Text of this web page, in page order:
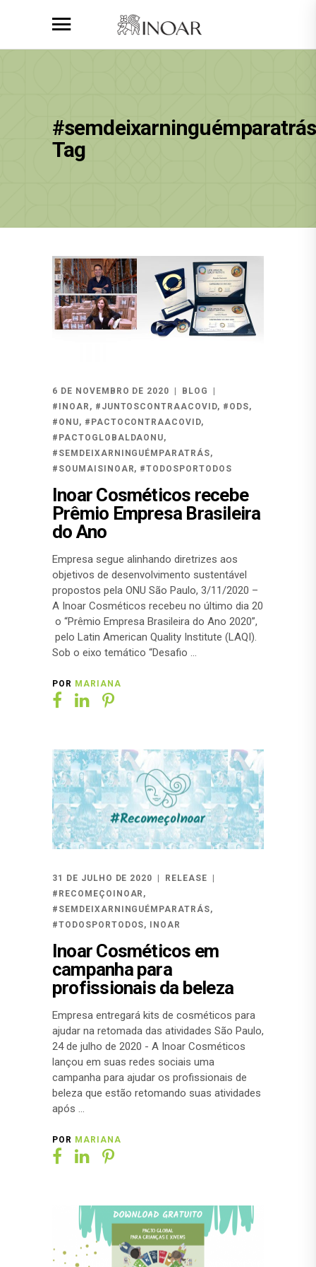
#semdeixarninguémparatrás
Tag
6 DE NOVEMBRO DE 2020
BLOG
#INOAR , #JUNTOSCONTRAACOVID, #ODS,
#ONU, #PACTOCONTRAACOVID,
#PACTOGLOBALDAONU,
#SEMDEIXARNINGUÉMPARATRÁS,
#SOUMAISINOAR, #TODOSPORTODOS
Inoar Cosméticos recebe
Prêmio Empresa Brasileira
do Ano
Empresa segue alinhando diretrizes aos
objetivos de desenvolvimento sustentável
propostos pela ONU São Paulo, 3/11/2020 –
A Inoar Cosméticos recebeu no último dia 20
o “Prêmio Empresa Brasileira do Ano 2020”,
pelo Latin American Quality Institute (LAQI).
Sob o eixo temático “Desafio
POR MARIANA
31 DE JULHO DE 2020
RELEASE
#RECOMEÇOINOAR ,
#SEMDEIXARNINGUÉMPARATRÁS,
#TODOSPORTODOS, INOAR
Inoar Cosméticos em
campanha para
profissionais da beleza
Empresa entregará kits de cosméticos para
ajudar na retomada das atividades São Paulo,
24 de julho de 2020 - A Inoar Cosméticos
lançou em suas redes sociais uma
campanha para ajudar os profissionais de
beleza que estão retomando suas atividades
após
POR MARIANA